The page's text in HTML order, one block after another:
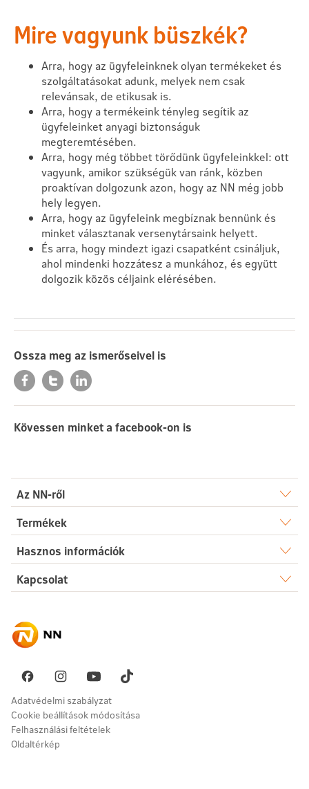
Mire vagyunk büszkék?
Arra, hogy az ügyfeleinknek olyan termékeket és
szolgáltatásokat adunk, melyek nem csak
relevánsak, de etikusak is.
Arra, hogy a termékeink tényleg segítik az
ügyfeleinket anyagi biztonságuk
megteremtésében.
Arra, hogy még többet törődünk ügyfeleinkkel: ott
vagyunk, amikor szükségük van ránk, közben
proaktívan dolgozunk azon, hogy az NN még jobb
hely legyen.
Arra, hogy az ügyfeleink megbíznak bennünk és
minket választanak versenytársaink helyett.
És arra, hogy mindezt igazi csapatként csináljuk,
ahol mindenki hozzátesz a munkához, és együtt
dolgozik közös céljaink elérésében.
Ossza meg az ismerőseivel is
Kövessen minket a facebook-on is
Az NN-ről
Rólunk
Sajtószoba
Karrier
Fenntarthatóság
Pénzügyi navigátor
Termékek
Élet
Egészség
Nyugdíj
Vállalati megoldások
Hasznos információk
Dokumentumtár
Akadálymentesség
Kapcsolat
Ügyintézés
Panaszkezelés
Adatvédelmi szabályzat
Cookie beállítások módosítása
Felhasználási feltételek
Oldaltérkép